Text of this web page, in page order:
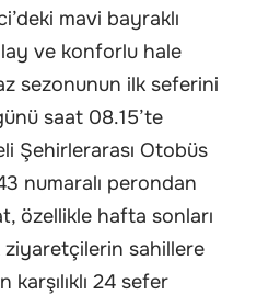
mavi bayraklı
ve konforlu hale
sezonunun ilk seferini
saat 08.15’te
Şehirlerarası Otobüs
numaralı perondan
özellikle hafta sonları
sahillere
24 sefer